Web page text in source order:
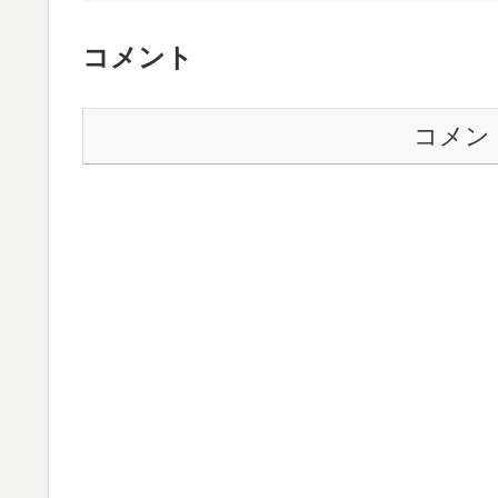
コメント
コメン